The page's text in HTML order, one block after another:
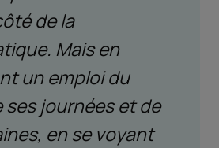
de la
Mais en
un emploi du
ses journées et de
en se voyant